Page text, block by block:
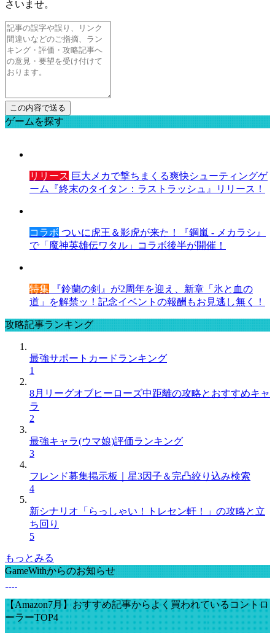
さいませ。
ゲームを探す
リリース 巨大メカで撃ちまくる爽快シューティングゲ
ーム『終末のタイタン：ラストラッシュ』リリース！
コラボ ついに虎王＆影虎が来た！『鋼嵐 - メカラシ』
で「魔神英雄伝ワタル」コラボ後半が開催！
特集 『鈴蘭の剣』が2周年を迎え、新章「氷と血の
道」を解禁ッ！記念イベントの報酬もお見逃し無く！
攻略記事ランキング
最強サポートカードランキング
1
8月リーグオブヒーローズ中距離の攻略とおすすめキャ
ラ
2
最強キャラ(ウマ娘)評価ランキング
3
フレンド募集掲示板｜星3因子＆完凸絞り込み検索
4
新シナリオ「らっしゃい！トレセン軒！」の攻略と立
ち回り
5
もっとみる
GameWithからのお知らせ
【Amazon7月】おすすめ記事からよく買われているコントロ
ーラーTOP4